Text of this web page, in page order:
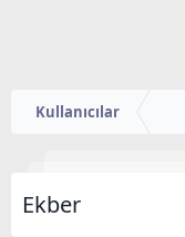
Kullanıcılar
Ekber